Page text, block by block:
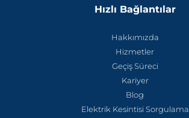
Hızlı Bağlantılar
Hakkımızda
Hizmetler
Geçiş Süreci
Kariyer
Blog
Elektrik Kesintisi Sorgulama